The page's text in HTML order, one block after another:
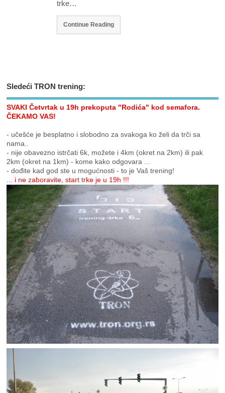
trke…
Continue Reading
Sledeći TRON trening:
SVAKI Četvrtak u 19h prekoputa "Rodića" kod semafora.
ČEKAMO VAS!
- učešće je besplatno i slobodno za svakoga ko želi da trči sa
nama..
- nije obavezno istrčati 6k, možete i 4km (okret na 2km) ili pak
2km (okret na 1km) - kome kako odgovara ...
- dođite kad god ste u mogućnosti - to je Vaš trening!
... i ne zaboravite, start trke je u 19h !!!